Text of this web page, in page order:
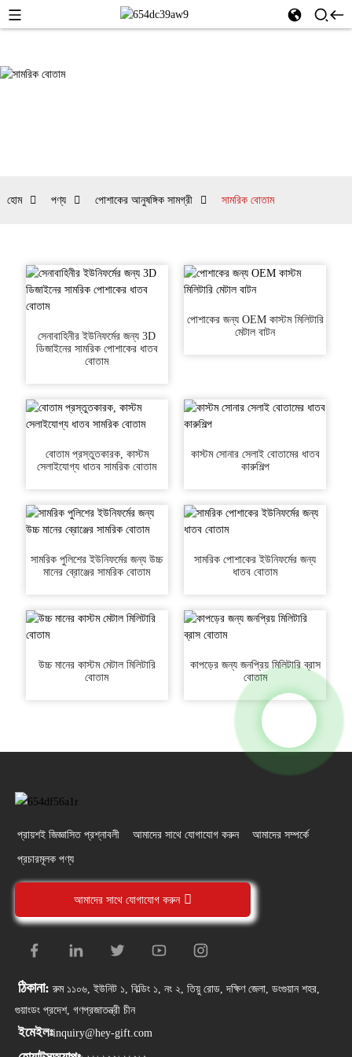
হোম পণ্য পোশাকের আনুষঙ্গিক সামগ্রী সামরিক বোতাম
সেনাবাহিনীর ইউনিফর্মের জন্য 3D
ডিজাইনের সামরিক পোশাকের ধাতব
বোতাম
পোশাকের জন্য OEM কাস্টম মিলিটারি
মেটাল বাটন
বোতাম প্রস্তুতকারক, কাস্টম
সেলাইযোগ্য ধাতব সামরিক বোতাম
কাস্টম সোনার সেলাই বোতামের ধাতব
কারুশিল্প
সামরিক পুলিশের ইউনিফর্মের জন্য উচ্চ
মানের ব্রোঞ্জের সামরিক বোতাম
সামরিক পোশাকের ইউনিফর্মের জন্য
ধাতব বোতাম
উচ্চ মানের কাস্টম মেটাল মিলিটারি
বোতাম
কাপড়ের জন্য জনপ্রিয় মিলিটারি ব্রাস
বোতাম
প্রায়শই জিজ্ঞাসিত প্রশ্নাবলী আমাদের সাথে যোগাযোগ করুন আমাদের সম্পর্কে
প্রচারমূলক পণ্য
আমাদের সাথে যোগাযোগ করুন
ঠিকানা: রুম ১১০৬, ইউনিট ১, বিল্ডিং ১, নং ২, তিয়ু রোড, দক্ষিণ জেলা, ডংগুয়ান শহর,
গুয়াংডং প্রদেশ, গণপ্রজাতন্ত্রী চীন
ইমেইলঃinquiry@hey-gift.com